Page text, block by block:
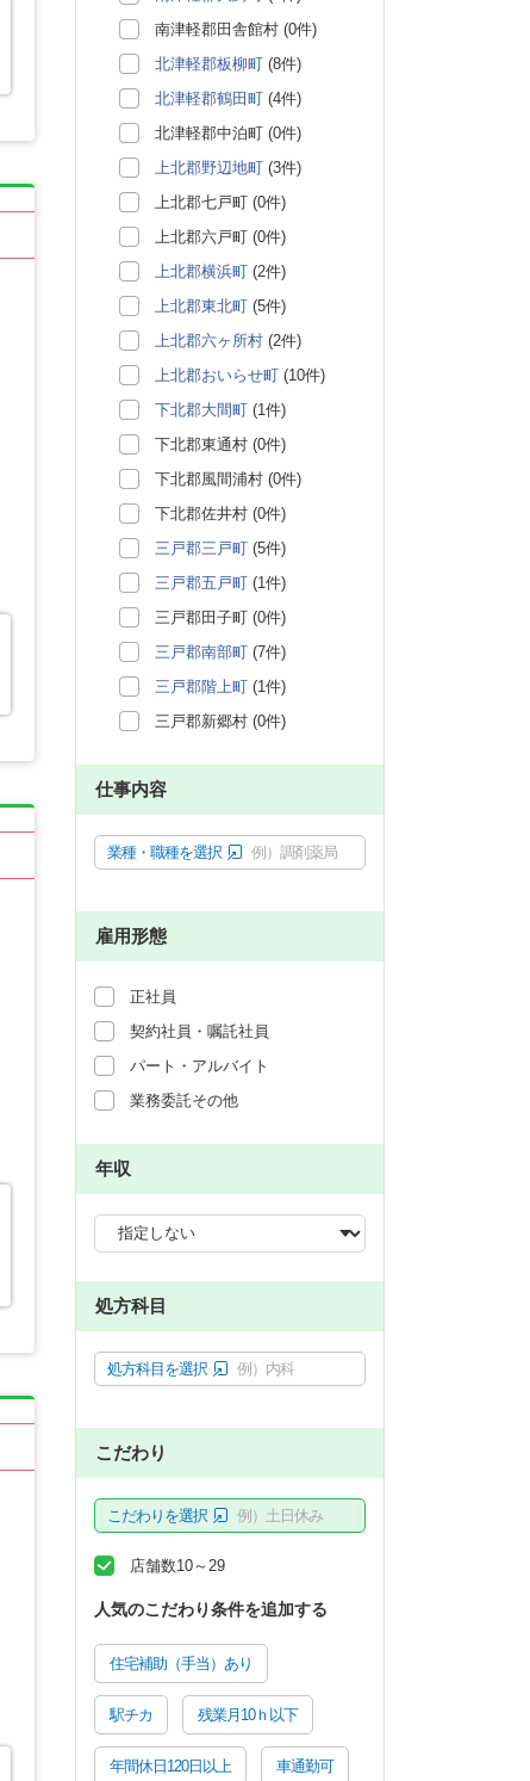
南津軽郡田舎館村 (0件)
北津軽郡板柳町 (8件)
北津軽郡鶴田町 (4件)
北津軽郡中泊町 (0件)
上北郡野辺地町 (3件)
上北郡七戸町 (0件)
上北郡六戸町 (0件)
上北郡横浜町 (2件)
上北郡東北町 (5件)
上北郡六ヶ所村 (2件)
上北郡おいらせ町 (10件)
下北郡大間町 (1件)
下北郡東通村 (0件)
下北郡風間浦村 (0件)
下北郡佐井村 (0件)
三戸郡三戸町 (5件)
三戸郡五戸町 (1件)
三戸郡田子町 (0件)
三戸郡南部町 (7件)
三戸郡階上町 (1件)
三戸郡新郷村 (0件)
仕事内容
業種・職種を選択 例）調剤薬局
雇用形態
正社員
契約社員・嘱託社員
パート・アルバイト
業務委託その他
年収
処方科目
処方科目を選択 例）内科
こだわり
こだわりを選択 例）土日休み
店舗数10～29
人気のこだわり条件を追加する
住宅補助（手当）あり
駅チカ 残業月10ｈ以下
年間休日120日以上 車通勤可